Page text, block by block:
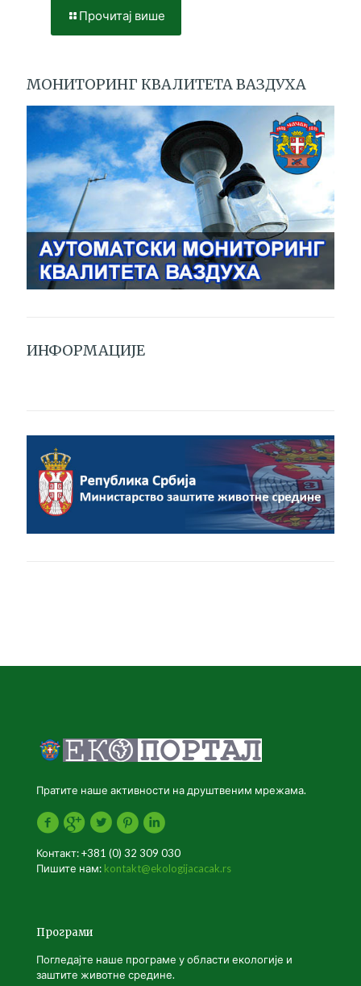
Прочитај више
МОНИТОРИНГ КВАЛИТЕТА ВАЗДУХА
ИНФОРМАЦИЈЕ
Пратите наше активности на друштвеним мрежама.
Контакт: +381 (0) 32 309 030
Пишите нам: kontakt@ekologijacacak.rs
Програми
Погледајте наше програме у области екологије и
заштите животне средине.